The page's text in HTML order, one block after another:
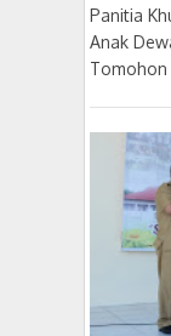
Panitia
Anak
Tomohon